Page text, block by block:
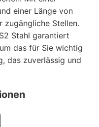
einer Länge von
zugängliche Stellen.
Stahl garantiert
das für Sie wichtig
das zuverlässig und